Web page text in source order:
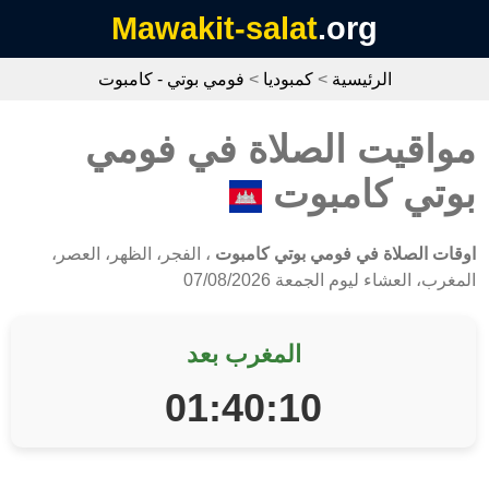
Mawakit-salat.org
الرئيسية > كمبوديا > فومي بوتي - كامبوت
مواقيت الصلاة في فومي
بوتي كامبوت
اوقات الصلاة في فومي بوتي كامبوت ، الفجر، الظهر، العصر،
المغرب، العشاء ليوم الجمعة 07/08/2026
المغرب بعد
01:40:10